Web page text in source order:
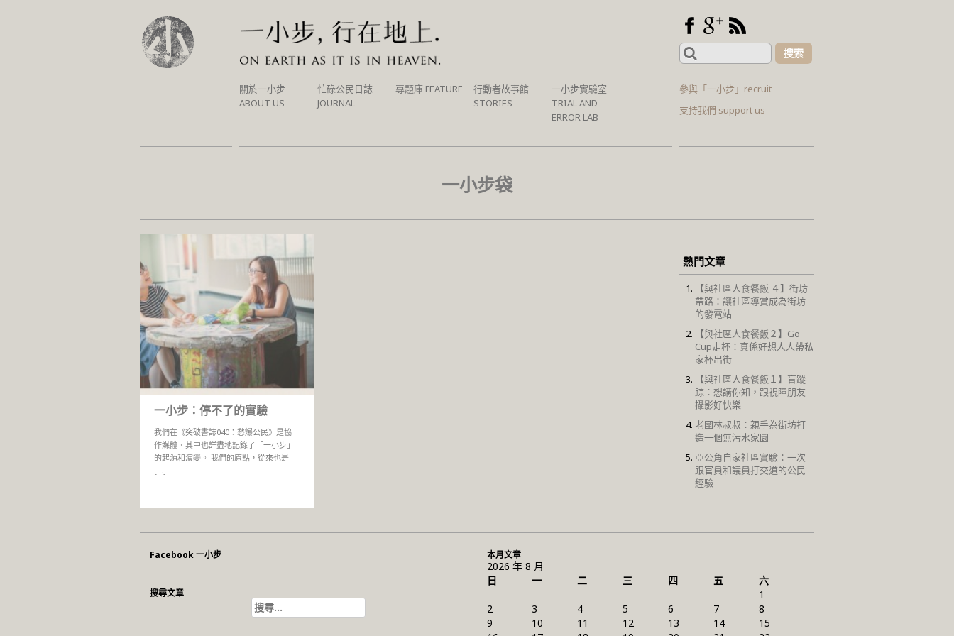
Search
for:
SKIP
TO
關於一小步
ABOUT US
忙碌公民日誌
JOURNAL
專題庫 FEATURE
行動者故事館
STORIES
一小步實驗室
TRIAL AND
ERROR LAB
參與「一小步」recruit
支持我們 support us
一小步袋
一小步：停不了的實驗
我們在《突破書誌040：愁爆公民》是協
作媒體，其中也詳盡地記錄了「一小步」
的起源和演變。 我們的原點，從來也是
[…]
熱門文章
【與社區人食餐飯 ４】街坊
帶路：讓社區導賞成為街坊
的發電站
【與社區人食餐飯２】Go
Cup走杯：真係好想人人帶私
家杯出街
【與社區人食餐飯１】盲蹤
踪：想講你知，跟視障朋友
攝影好快樂
老圍林叔叔：親手為街坊打
造一個無污水家園
亞公角自家社區實驗：一次
跟官員和議員打交道的公民
經驗
Facebook 一小步
搜尋文章
搜
尋
本月文章
2026 年 8 月
日
一 二 三 四 五
六
1
2
3 4 5 6 7
8
9
10 11 12 13 14
15